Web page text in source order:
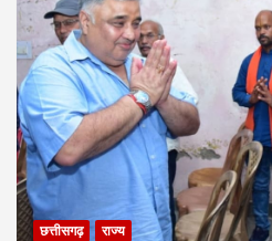
छत्तीसगढ़ राज्य